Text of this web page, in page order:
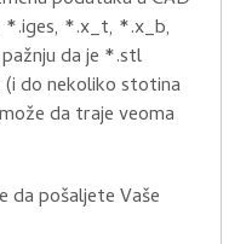
*.x_t, *.x_b,
da je *.stl
do nekoliko stotina
da traje veoma
pošaljete Vaše